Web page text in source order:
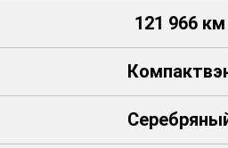
121 966 км